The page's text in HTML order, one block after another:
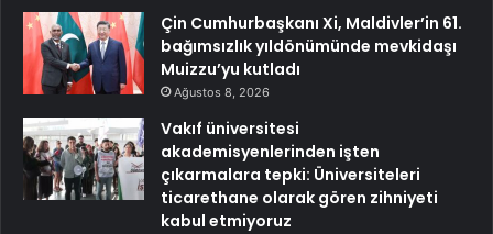
Çin Cumhurbaşkanı Xi, Maldivler’in 61.
bağımsızlık yıldönümünde mevkidaşı
Muizzu’yu kutladı
Ağustos 8, 2026
Vakıf üniversitesi
akademisyenlerinden işten
çıkarmalara tepki: Üniversiteleri
ticarethane olarak gören zihniyeti
kabul etmiyoruz